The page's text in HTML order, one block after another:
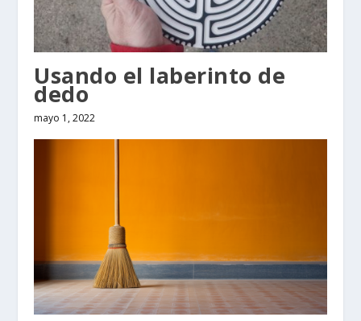
Usando el laberinto de
dedo
mayo 1, 2022